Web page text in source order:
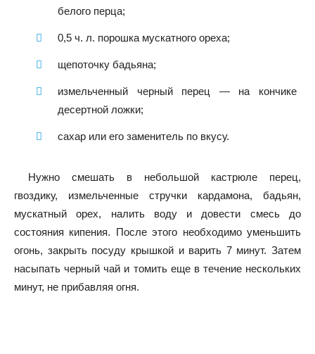
белого перца;
0,5 ч. л. порошка мускатного ореха;
щепоточку бадьяна;
измельченный черный перец — на кончике
десертной ложки;
сахар или его заменитель по вкусу.
Нужно смешать в небольшой кастрюле перец,
гвоздику, измельченные стручки кардамона, бадьян,
мускатный орех, налить воду и довести смесь до
состояния кипения. После этого необходимо уменьшить
огонь, закрыть посуду крышкой и варить 7 минут. Затем
насыпать черный чай и томить еще в течение нескольких
минут, не прибавляя огня.